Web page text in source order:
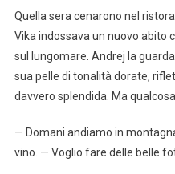
Quella sera cenarono nel
Vika indossava un nuovo abito
sul lungomare. Andrej la
sua pelle di tonalità dorate,
davvero splendida. Ma
— Domani andiamo in
vino. — Voglio fare delle belle